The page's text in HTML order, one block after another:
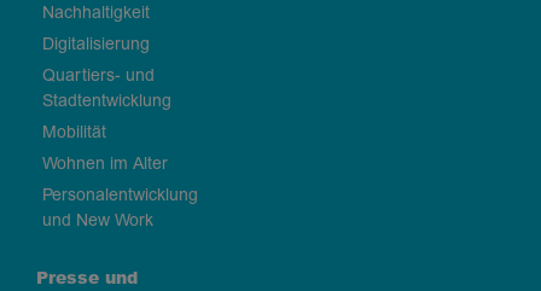
Nachhaltigkeit
Digitalisierung
Quartiers- und
Stadtentwicklung
Mobilität
Wohnen im Alter
Personalentwicklung
und New Work
Presse und